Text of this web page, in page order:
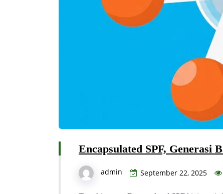
Encapsulated SPF, Generasi
admin September 22, 2025